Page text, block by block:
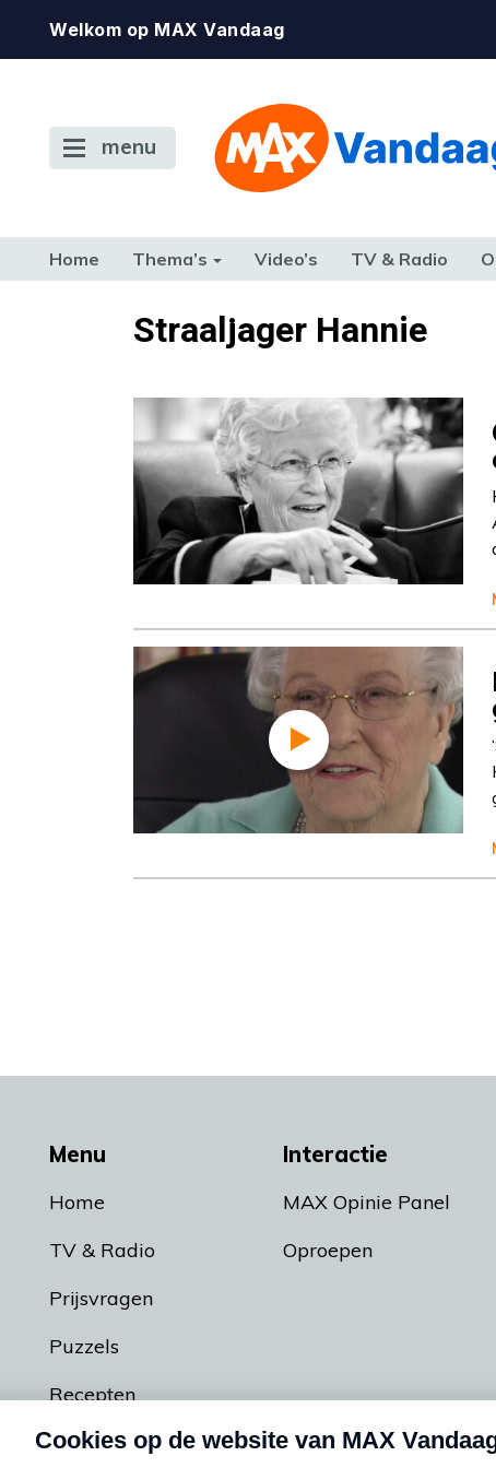
Welkom op MAX Vandaag
menu
Home Thema’s Video’s TV & Radio
TERUG NAAR TOENStraaljager Hannie
Menu
Home
TV & Radio
Prijsvragen
Puzzels
Recepten
Podcasts
Interactie
MAX Opinie Panel
Oproepen